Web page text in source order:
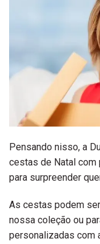
Pensando nisso, a
cestas de Natal
para surpreender
As cestas podem
nossa coleção ou
personalizadas com